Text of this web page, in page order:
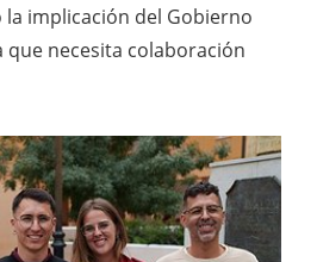
implicación del Gobierno
que necesita colaboración